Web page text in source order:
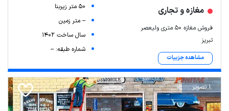
مغازه و تجاری
فروش مغازه ۵۰ متری ولیعصر
تبریز
مشاهده جزییات
50 متر زیربنا
-- متر زمین
سال ساخت 1402
شماره طبقه: --
1 تصویر